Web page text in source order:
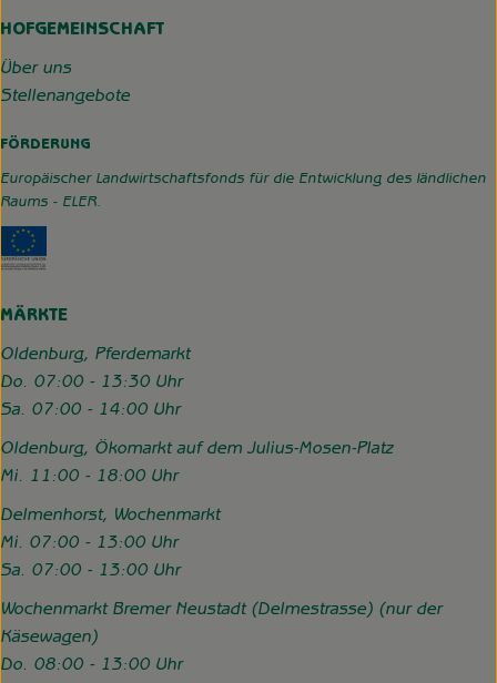
HOFGEMEINSCHAFT
Über uns
Stellenangebote
FÖRDERUNG
Europäischer Landwirtschaftsfonds für die Entwicklung des ländlichen
Raums - ELER.
MÄRKTE
Oldenburg, Pferdemarkt
Do. 07:00 - 13:30 Uhr
Sa. 07:00 - 14:00 Uhr
Oldenburg, Ökomarkt auf dem Julius-Mosen-Platz
Mi. 11:00 - 18:00 Uhr
Delmenhorst, Wochenmarkt
Mi. 07:00 - 13:00 Uhr
Sa. 07:00 - 13:00 Uhr
Wochenmarkt Bremer Neustadt (Delmestrasse) (nur der
Käsewagen)
Do. 08:00 - 13:00 Uhr